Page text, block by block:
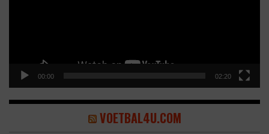
00:00 02:20
VOETBAL4U.COM